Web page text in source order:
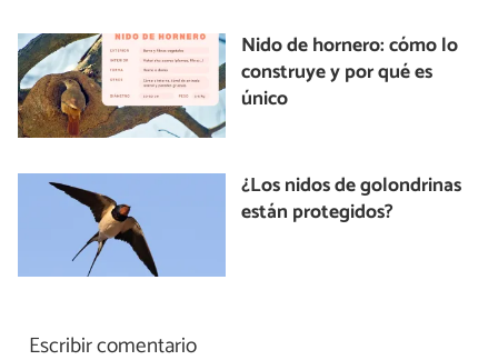
Nido de hornero: cómo lo
construye y por qué es
único
¿Los nidos de golondrinas
están protegidos?
Escribir comentario